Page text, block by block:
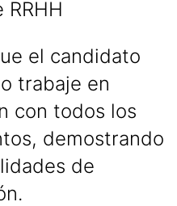
RRHH
el candidato
trabaje en
con todos los
demostrando
de